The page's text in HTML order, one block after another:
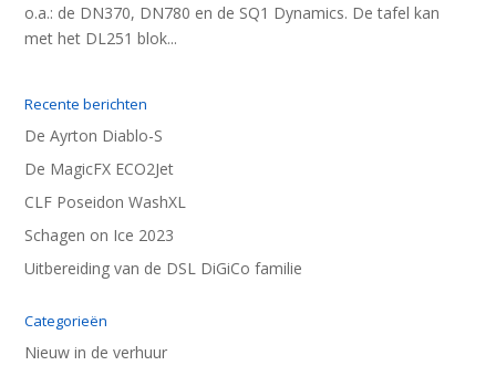
o.a.: de DN370, DN780 en de SQ1 Dynamics. De tafel kan
met het DL251 blok...
Recente berichten
De Ayrton Diablo-S
De MagicFX ECO2Jet
CLF Poseidon WashXL
Schagen on Ice 2023
Uitbereiding van de DSL DiGiCo familie
Categorieën
Nieuw in de verhuur